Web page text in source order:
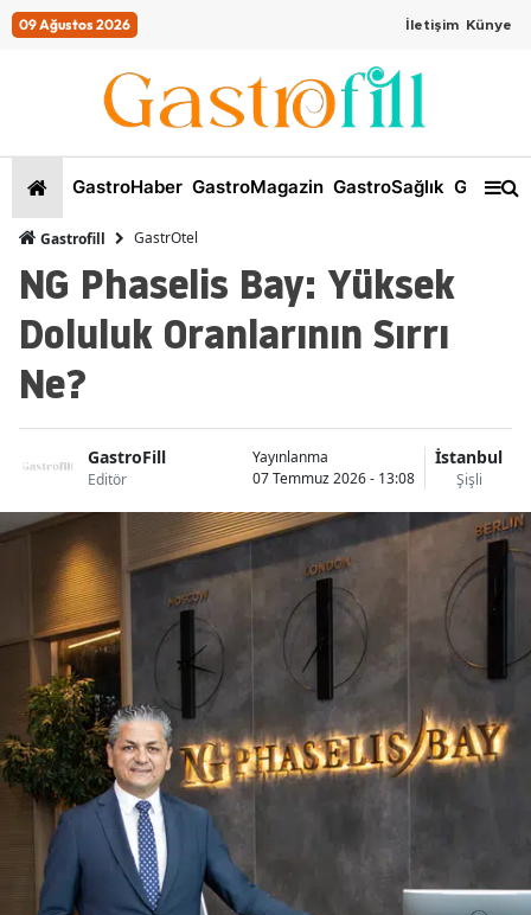
09 Ağustos 2026 İletişim Künye
GastroHaber GastroMagazin GastroSağlık
Gastrofill GastrOtel
NG Phaselis Bay: Yüksek
Doluluk Oranlarının Sırrı
Ne?
GastroFill
Editör
Yayınlanma
07 Temmuz 2026 - 13:08
İstanbul
Şişli